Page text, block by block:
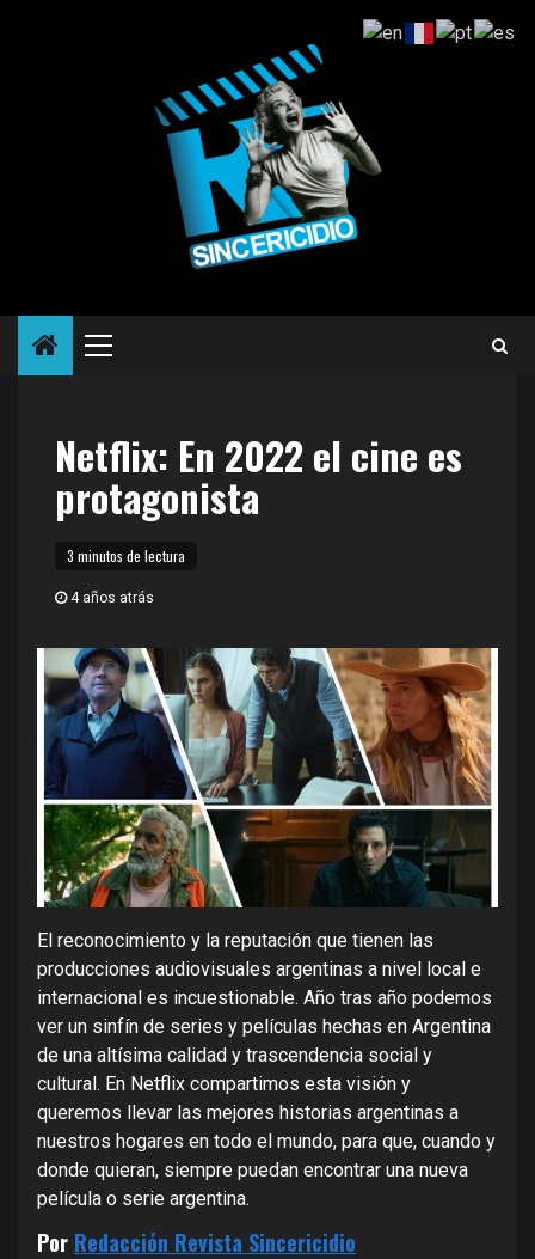
Menú
Netflix: En 2022 el cine es
protagonista
3 minutos de lectura
4 años atrás
El reconocimiento y la reputación que tienen las
producciones audiovisuales argentinas a nivel local e
internacional es incuestionable. Año tras año podemos
ver un sinfín de series y películas hechas en Argentina
de una altísima calidad y trascendencia social y
cultural. En Netflix compartimos esta visión y
queremos llevar las mejores historias argentinas a
nuestros hogares en todo el mundo, para que, cuando y
donde quieran, siempre puedan encontrar una nueva
película o serie argentina.
Por Redacción Revista Sincericidio